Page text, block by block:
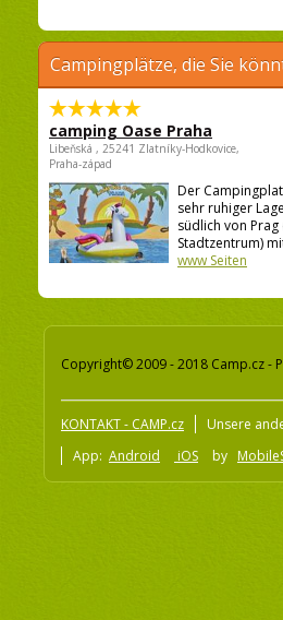
Campingplätze, die Sie
camping Oase Praha
Libeňská , 25241 Zlatníky-Hodkovice,
Praha-západ
Der
sehr ruhiger
südlich von Prag
Stadtzentrum)
www Seiten
Copyright© 2009 - 2018 Camp.cz -
KONTAKT - CAMP.cz Unsere
App: Android iOS by